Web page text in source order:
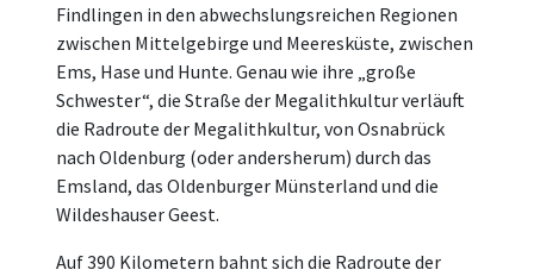
Findlingen in den abwechslungsreichen Regionen
zwischen Mittelgebirge und Meeresküste, zwischen
Ems, Hase und Hunte. Genau wie ihre „große
Schwester“, die Straße der Megalithkultur verläuft
die Radroute der Megalithkultur, von Osnabrück
nach Oldenburg (oder andersherum) durch das
Emsland, das Oldenburger Münsterland und die
Wildeshauser Geest.
Auf 390 Kilometern bahnt sich die Radroute der